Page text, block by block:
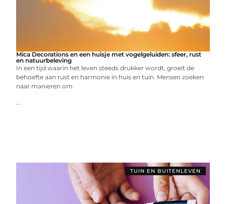
Mica Decorations en een huisje met vogelgeluiden: sfeer, rust
en natuurbeleving
In een tijd waarin het leven steeds drukker wordt, groeit de
behoefte aan rust en harmonie in huis en tuin. Mensen zoeken
naar manieren om
...
TUIN EN BUITENLEVEN